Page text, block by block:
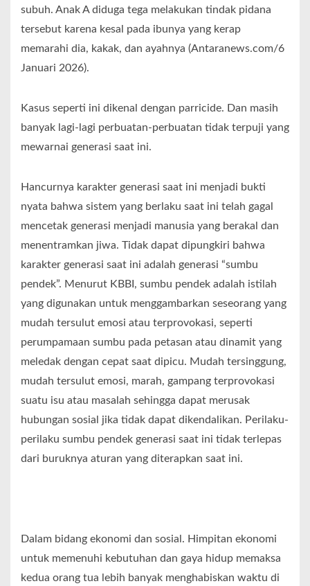
subuh. Anak A diduga tega melakukan tindak pidana
tersebut karena kesal pada ibunya yang kerap
memarahi dia, kakak, dan ayahnya (Antaranews.com/6
Januari 2026).
Kasus seperti ini dikenal dengan parricide. Dan masih
banyak lagi-lagi perbuatan-perbuatan tidak terpuji yang
mewarnai generasi saat ini.
Hancurnya karakter generasi saat ini menjadi bukti
nyata bahwa sistem yang berlaku saat ini telah gagal
mencetak generasi menjadi manusia yang berakal dan
menentramkan jiwa. Tidak dapat dipungkiri bahwa
karakter generasi saat ini adalah generasi “sumbu
pendek”. Menurut KBBI, sumbu pendek adalah istilah
yang digunakan untuk menggambarkan seseorang yang
mudah tersulut emosi atau terprovokasi, seperti
perumpamaan sumbu pada petasan atau dinamit yang
meledak dengan cepat saat dipicu. Mudah tersinggung,
mudah tersulut emosi, marah, gampang terprovokasi
suatu isu atau masalah sehingga dapat merusak
hubungan sosial jika tidak dapat dikendalikan. Perilaku-
perilaku sumbu pendek generasi saat ini tidak terlepas
dari buruknya aturan yang diterapkan saat ini.
Dalam bidang ekonomi dan sosial. Himpitan ekonomi
untuk memenuhi kebutuhan dan gaya hidup memaksa
kedua orang tua lebih banyak menghabiskan waktu di